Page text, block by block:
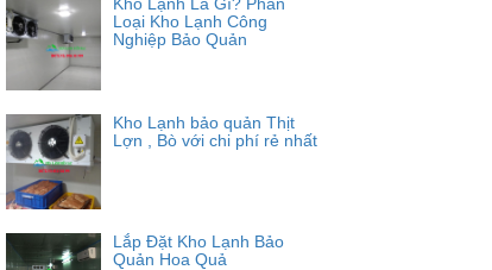
Loại Kho Lạnh Công
Nghiệp Bảo Quản
Kho Lạnh bảo quản Thịt
Lợn , Bò với chi phí rẻ nhất
Lắp Đặt Kho Lạnh Bảo
Quản Hoa Quả